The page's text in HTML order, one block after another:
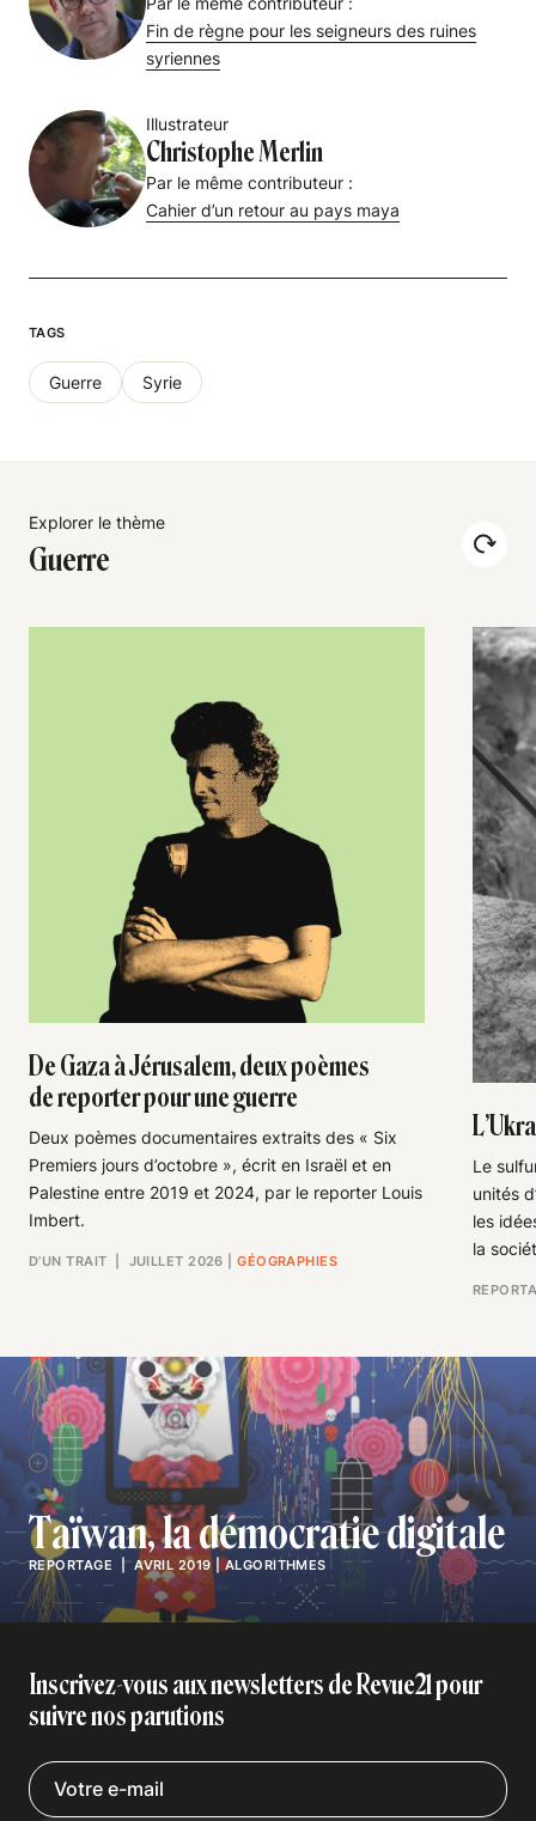
Fin de règne pour les seigneurs des ruines
syriennes
Illustrateur
Christophe Merlin
Par le même contributeur :
Cahier d’un retour au pays maya
TAGS
Guerre Syrie
Explorer le thème
Guerre
De Gaza à Jérusalem, deux poèmes
de reporter pour une guerre
Deux poèmes documentaires extraits des « Six
Premiers jours d’octobre », écrit en Israël et en
Palestine entre 2019 et 2024, par le reporter Louis
Imbert.
D’UN TRAIT | JUILLET 2026 |GÉOGRAPHIES
Le
unités
les
la
REPORTAGE | AVRIL 2019|ALGORITHMES
Taïwan, la démocratie digitale
Inscrivez-vous aux newsletters de Revue21 pour
suivre nos parutions